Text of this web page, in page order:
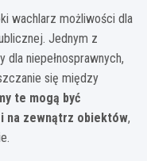
wachlarz możliwości dla
Jednym z
niepełnosprawnych,
się między
te mogą być
na zewnątrz obiektów,